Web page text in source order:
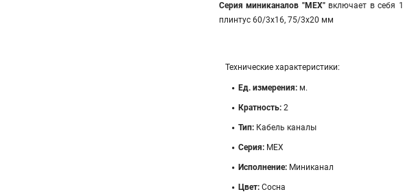
Серия миниканалов "МЕХ" включает в себя
плинтус 60/3х16, 75/3х20 мм
Технические характеристики:
Ед. измерения: м.
Кратность: 2
Тип: Кабель каналы
Серия: MEX
Исполнение: Миниканал
Цвет: Сосна